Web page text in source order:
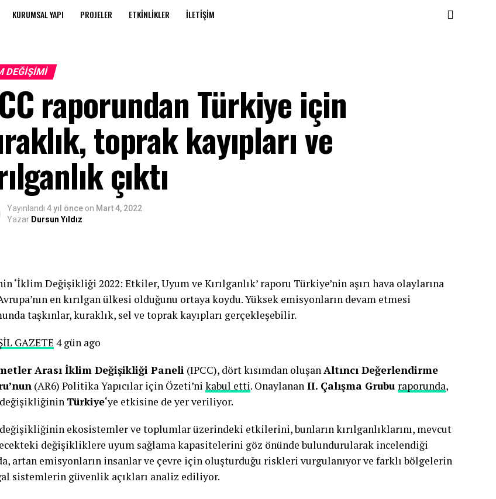
KURUMSAL YAPI PROJELER ETKINLIKLER İLETIŞIM
DEĞIŞIMI
raporundan Türkiye için
toprak kayıpları ve
çıktı
Yayınlandı 4 yıl önce on Mart 4, 2022
Yazar Dursun Yıldız
‘İklim Değişikliği 2022: Etkiler, Uyum ve Kırılganlık’ raporu Türkiye’nin aşırı hava olaylarına
en kırılgan ülkesi olduğunu ortaya koydu. Yüksek emisyonların devam etmesi
taşkınlar, kuraklık, sel ve toprak kayıpları gerçekleşebilir.
GAZETE 4 gün ago
Arası İklim Değişikliği Paneli (IPCC), dört kısımdan oluşanAltıncı Değerlendirme
(AR6) Politika Yapıcılar için Özeti’ni kabul etti. Onaylanan II. Çalışma Grubu raporunda,
Türkiye‘ye etkisine de yer veriliyor.
ekosistemler ve toplumlar üzerindeki etkilerini, bunların kırılganlıklarını, mevcut
değişikliklere uyum sağlama kapasitelerini göz önünde bulundurularak incelendiği
artan emisyonların insanlar ve çevre için oluşturduğu riskleri vurgulanıyor ve farklı bölgelerin
sistemlerin güvenlik açıkları analiz ediliyor.